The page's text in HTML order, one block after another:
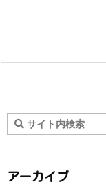
アーカイブ